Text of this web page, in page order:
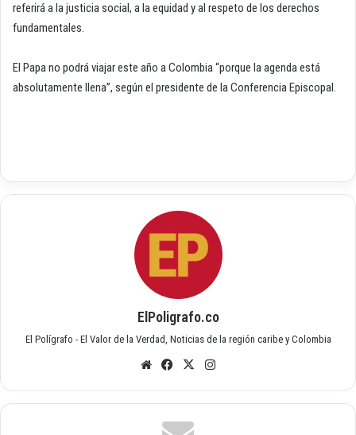
referirá a la justicia social, a la equidad y al respeto de los derechos
fundamentales.
El Papa no podrá viajar este año a Colombia “porque la agenda está
absolutamente llena”, según el presidente de la Conferencia Episcopal.
ElPoligrafo.co
El Polígrafo - El Valor de la Verdad, Noticias de la región caribe y Colombia
Siti
we
b
Fac
ok
X
am